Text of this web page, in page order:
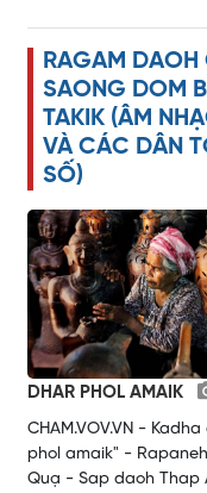
o
RAGAM DAOH
SAONG DOM
TAKIK (ÂM
VÀ CÁC DÂN
SỐ)
DHAR PHOL AMAIK
CHAM.VOV.VN -
phol amaik" -
Quạ - Sap daoh Thap